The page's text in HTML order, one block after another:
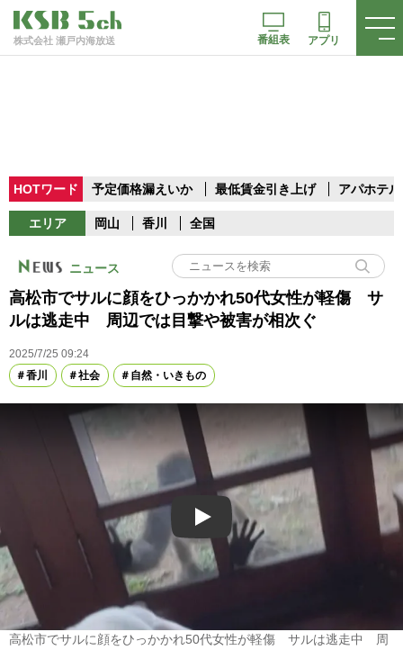
株式会社 瀬戸内海放送 番組表 アプリ
HOTワード 予定価格漏えいか 最低賃金引き上げ アパホテル
エリア 岡山 香川 全国
ニュース
高松市でサルに顔をひっかかれ50代女性が軽傷 サ
ルは逃走中 周辺では目撃や被害が相次ぐ
2025/7/25 09:24
香川
社会 自然・いきもの
Play
高松市でサルに顔をひっかかれ50代女性が軽傷 サルは逃走中 周